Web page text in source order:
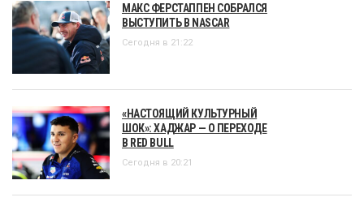
МАКС ФЕРСТАППЕН СОБРАЛСЯ
ВЫСТУПИТЬ В NASCAR
Сегодня в 21:22
«НАСТОЯЩИЙ КУЛЬТУРНЫЙ
ШОК»: ХАДЖАР — О ПЕРЕХОДЕ
В RED BULL
Сегодня в 20:21